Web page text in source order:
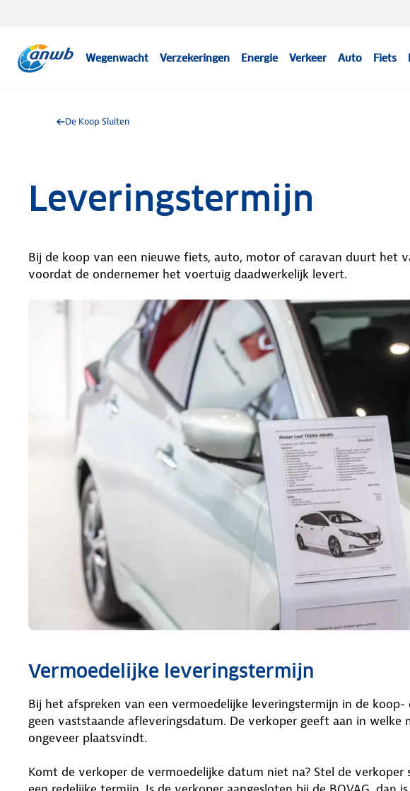
Wegenwacht Verzekeringen Energie Verkeer Auto Fiets
De Koop Sluiten
Leveringstermijn
Bij de koop van een nieuwe fiets, auto, motor of caravan duurt het
voordat de ondernemer het voertuig daadwerkelijk levert.
Vermoedelijke leveringstermijn
Bij het afspreken van een vermoedelijke leveringstermijn in de
geen vaststaande afleveringsdatum. De verkoper geeft aan in
ongeveer plaatsvindt.
Komt de verkoper de vermoedelijke datum niet na? Stel de